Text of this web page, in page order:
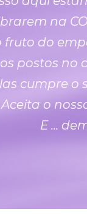
na
fruto do
postos
cumpre o
o
E ...